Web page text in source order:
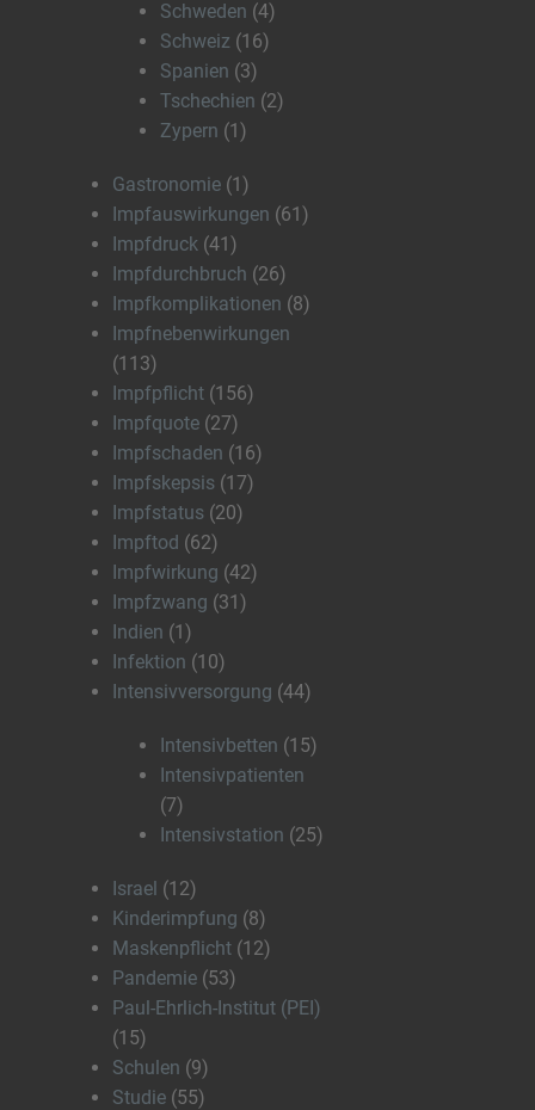
Schweden (4)
Schweiz (16)
Spanien (3)
Tschechien (2)
Zypern (1)
Gastronomie (1)
Impfauswirkungen (61)
Impfdruck (41)
Impfdurchbruch (26)
Impfkomplikationen (8)
Impfnebenwirkungen
(113)
Impfpflicht (156)
Impfquote (27)
Impfschaden (16)
Impfskepsis (17)
Impfstatus (20)
Impftod (62)
Impfwirkung (42)
Impfzwang (31)
Indien (1)
Infektion (10)
Intensivversorgung (44)
Intensivbetten (15)
Intensivpatienten
(7)
Intensivstation (25)
Israel (12)
Kinderimpfung (8)
Maskenpflicht (12)
Pandemie (53)
Paul-Ehrlich-Institut (PEI)
(15)
Schulen (9)
Studie (55)